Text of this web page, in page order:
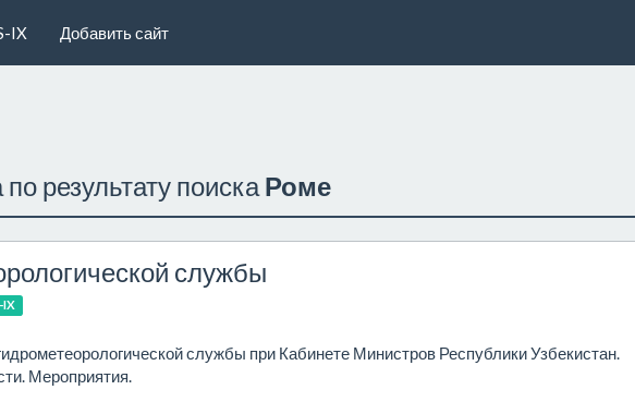
IX Добавить сайт
результату поиска Роме
службы
IX
службы при Кабинете Министров Республики Узбекистан.
Мероприятия.